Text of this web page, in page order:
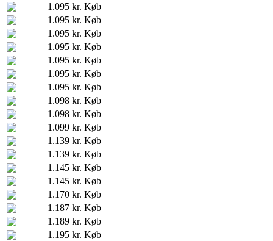
1.095 kr. Køb
1.095 kr. Køb
1.095 kr. Køb
1.095 kr. Køb
1.095 kr. Køb
1.095 kr. Køb
1.095 kr. Køb
1.098 kr. Køb
1.098 kr. Køb
1.099 kr. Køb
1.139 kr. Køb
1.139 kr. Køb
1.145 kr. Køb
1.145 kr. Køb
1.170 kr. Køb
1.187 kr. Køb
1.189 kr. Køb
1.195 kr. Køb